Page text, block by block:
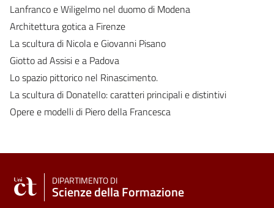
Lanfranco e Wiligelmo nel duomo di Modena
Architettura gotica a Firenze
La scultura di Nicola e Giovanni Pisano
Giotto ad Assisi e a Padova
Lo spazio pittorico nel Rinascimento.
La scultura di Donatello: caratteri principali e distintivi
Opere e modelli di Piero della Francesca
DIPARTIMENTO DI
Scienze della Formazione